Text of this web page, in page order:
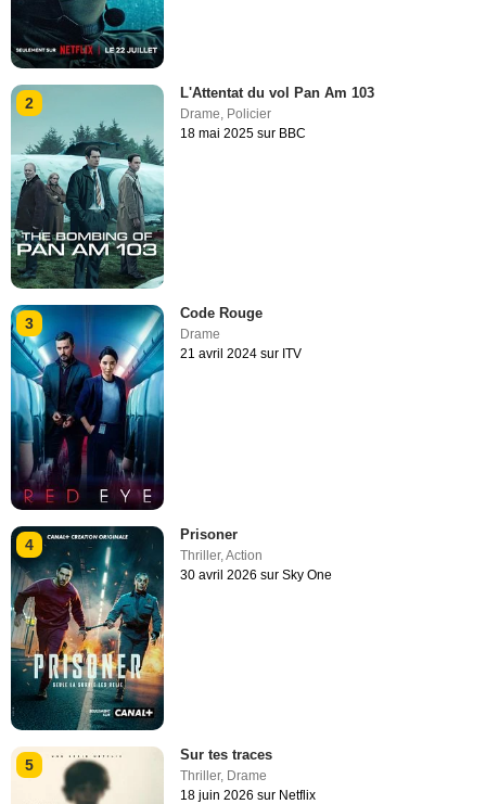
2
L'Attentat du vol Pan Am 103
Drame, Policier
18 mai 2025 sur BBC
3
Code Rouge
Drame
21 avril 2024 sur ITV
4
Prisoner
Thriller,Action
30 avril 2026 sur Sky One
5
Sur tes traces
Thriller, Drame
18 juin 2026 sur Netflix